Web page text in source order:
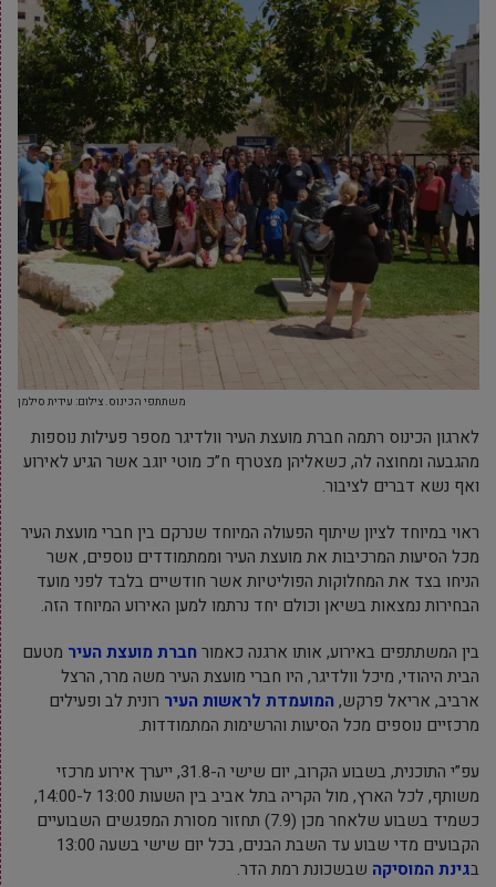
משתתפי הכינוס. צילום: עידית סילמן
לארגון הכינוס רתמה חברת מועצת העיר וולדיגר מספר פעילות נוספות
מהגבעה ומחוצה לה, כשאליהן מצטרף ח”כ מוטי יוגב אשר הגיע לאירוע
ואף נשא דברים לציבור.
ראוי במיוחד לציון שיתוף הפעולה המיוחד שנרקם בין חברי מועצת העיר
מכל הסיעות המרכיבות את מועצת העיר וממתמודדים נוספים, אשר
הניחו בצד את המחלוקות הפוליטיות אשר חודשיים בלבד לפני מועד
הבחירות נמצאות בשיאן וכולם יחד נרתמו למען האירוע המיוחד הזה.
בין המשתתפים באירוע, אותו ארגנה כאמורחברת מועצת העיר מטעם
הבית היהודי, מיכל וולדיגר, היו חברי מועצת העיר משה מרר, הרצל
ארביב, אריאל פרקש,המועמדת לראשות העיר רונית לב ופעילים
מרכזיים נוספים מכל הסיעות והרשימות המתמודדות.
עפ”י התוכנית, בשבוע הקרוב, יום שישי ה-31.8, ייערך אירוע מרכזי
משותף, לכל הארץ, מול הקריה בתל אביב בין השעות 13:00 ל-14:00,
כשמיד בשבוע שלאחר מכן (7.9) תחזור מסורת המפגשים השבועיים
הקבועים מדי שבוע עד השבת הבנים, בכל יום שישי בשעה 13:00
בגינת המוסיקה שבשכונת רמת הדר.